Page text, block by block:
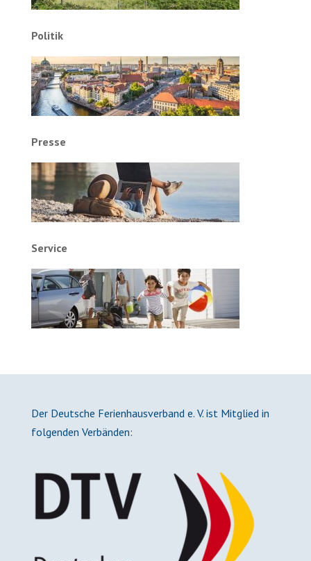
Politik
Presse
Service
Der Deutsche Ferienhausverband e. V. ist Mitglied in
folgenden Verbänden: